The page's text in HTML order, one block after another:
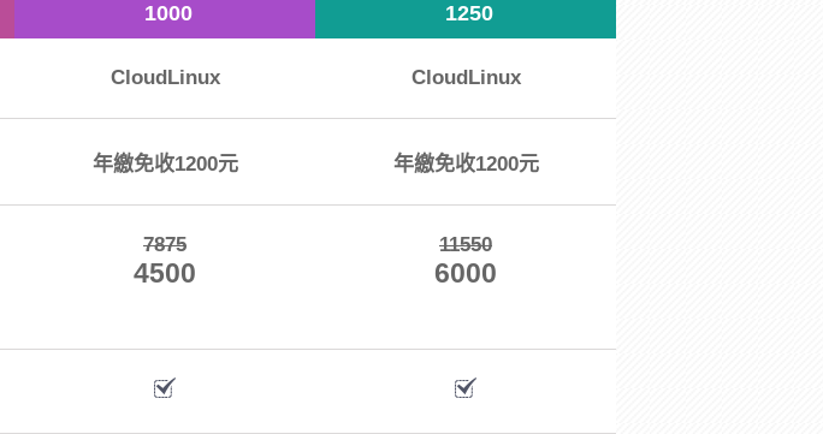
1000
CloudLinux
年繳免收1200元
7875
4500
1250
CloudLinux
年繳免收1200元
11550
6000